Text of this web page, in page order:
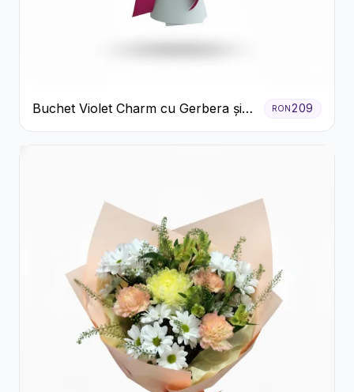
Buchet Violet Charm cu Gerbera și
Lisianthus Alb
RON209